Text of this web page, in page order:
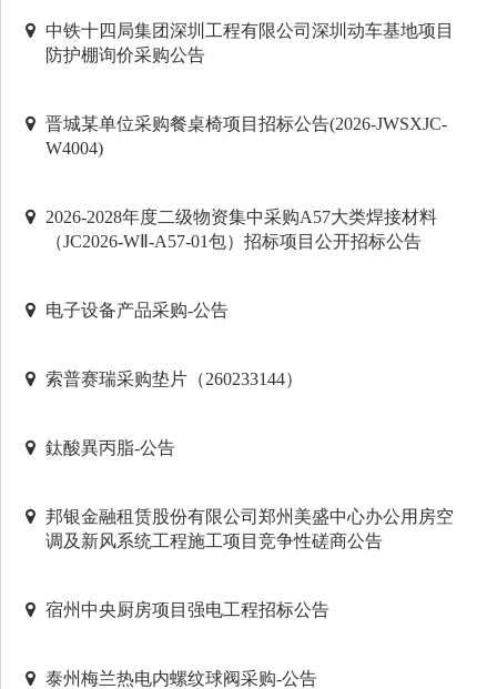
中铁十四局集团深圳工程有限公司深圳动车基地项目
防护棚询价采购公告
晋城某单位采购餐桌椅项目招标公告(2026-JWSXJC-
W4004)
2026-2028年度二级物资集中采购A57大类焊接材料
（JC2026-WⅡ-A57-01包）招标项目公开招标公告
电子设备产品采购-公告
索普赛瑞采购垫片（260233144）
鈦酸異丙脂-公告
邦银金融租赁股份有限公司郑州美盛中心办公用房空
调及新风系统工程施工项目竞争性磋商公告
宿州中央厨房项目强电工程招标公告
泰州梅兰热电内螺纹球阀采购-公告